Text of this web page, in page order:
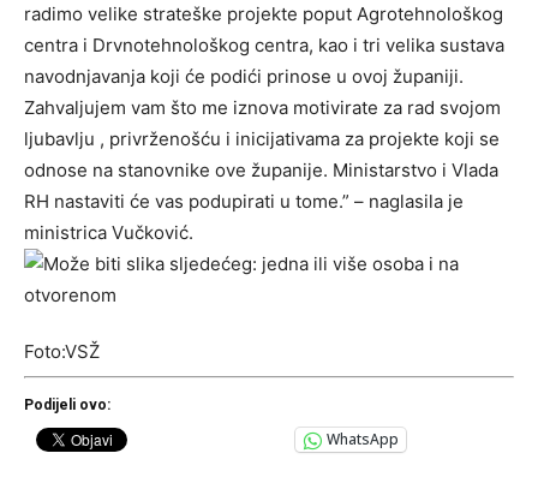
radimo velike strateške projekte poput Agrotehnološkog
centra i Drvnotehnološkog centra, kao i tri velika sustava
navodnjavanja koji će podići prinose u ovoj županiji.
Zahvaljujem vam što me iznova motivirate za rad svojom
ljubavlju , privrženošću i inicijativama za projekte koji se
odnose na stanovnike ove županije. Ministarstvo i Vlada
RH nastaviti će vas podupirati u tome.” – naglasila je
ministrica Vučković.
Foto:VSŽ
Podijeli ovo:
WhatsApp